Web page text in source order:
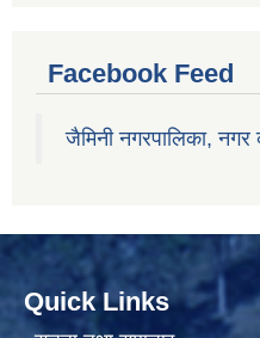
Facebook Feed
जैमिनी नगरपालिका, नगर
Quick Links